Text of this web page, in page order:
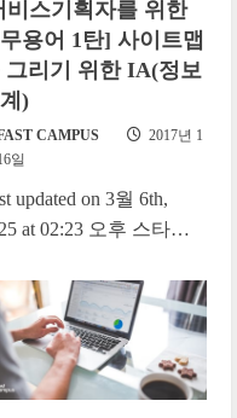
비스기획자를 위한
용어 1탄] 사이트맵
그리기 위한 IA(정보
)
CAMPUS
2017년 1
일
updated on 3월 6th,
at 02:23 오후 스타트
설정, 서비스 기획, 컨